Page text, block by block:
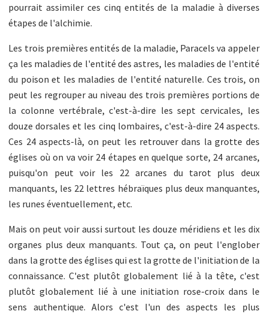
pourrait assimiler ces cinq entités de la maladie à diverses
étapes de l'alchimie.
Les trois premières entités de la maladie, Paracels va appeler
ça les maladies de l'entité des astres, les maladies de l'entité
du poison et les maladies de l'entité naturelle. Ces trois, on
peut les regrouper au niveau des trois premières portions de
la colonne vertébrale, c'est-à-dire les sept cervicales, les
douze dorsales et les cinq lombaires, c'est-à-dire 24 aspects.
Ces 24 aspects-là, on peut les retrouver dans la grotte des
églises où on va voir 24 étapes en quelque sorte, 24 arcanes,
puisqu'on peut voir les 22 arcanes du tarot plus deux
manquants, les 22 lettres hébraïques plus deux manquantes,
les runes éventuellement, etc.
Mais on peut voir aussi surtout les douze méridiens et les dix
organes plus deux manquants. Tout ça, on peut l'englober
dans la grotte des églises qui est la grotte de l'initiation de la
connaissance. C'est plutôt globalement lié à la tête, c'est
plutôt globalement lié à une initiation rose-croix dans le
sens authentique. Alors c'est l'un des aspects les plus